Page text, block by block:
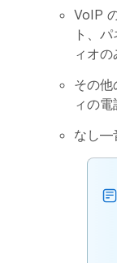
VoIP
ト、
ィオの
その他
ィの電
なし—